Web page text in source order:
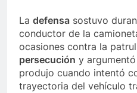
La defensa sostuvo
conductor de la
ocasiones contra la
persecución y
produjo cuando intentó
trayectoria del vehículo